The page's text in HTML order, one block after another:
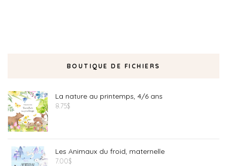
BOUTIQUE DE FICHIERS
La nature au printemps, 4/6 ans
8.75$
Les Animaux du froid, maternelle
7.00$